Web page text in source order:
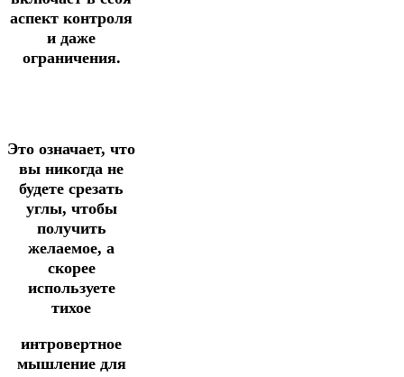
аспект контроля
и даже
ограничения.
Это означает, что
вы никогда не
будете срезать
углы, чтобы
получить
желаемое, а
скорее
используете
тихое
интровертное
мышление для